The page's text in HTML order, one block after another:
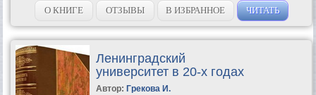
Говорухина...
О КНИГЕ ОТЗЫВЫ В ИЗБРАННОЕ ЧИТАТЬ
Ленинградский
университет в 20-х годах
Автор: Грекова И.